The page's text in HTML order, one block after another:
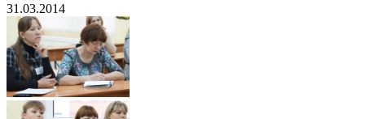
31.03.2014